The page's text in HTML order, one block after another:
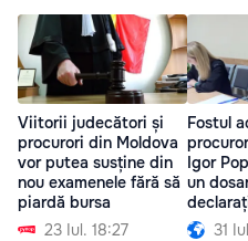
Viitorii judecători și
procurori din Moldova
vor putea susține din
nou examenele fără să
piardă bursa
23 Iul. 18:27
Fostul
Igor
un
31